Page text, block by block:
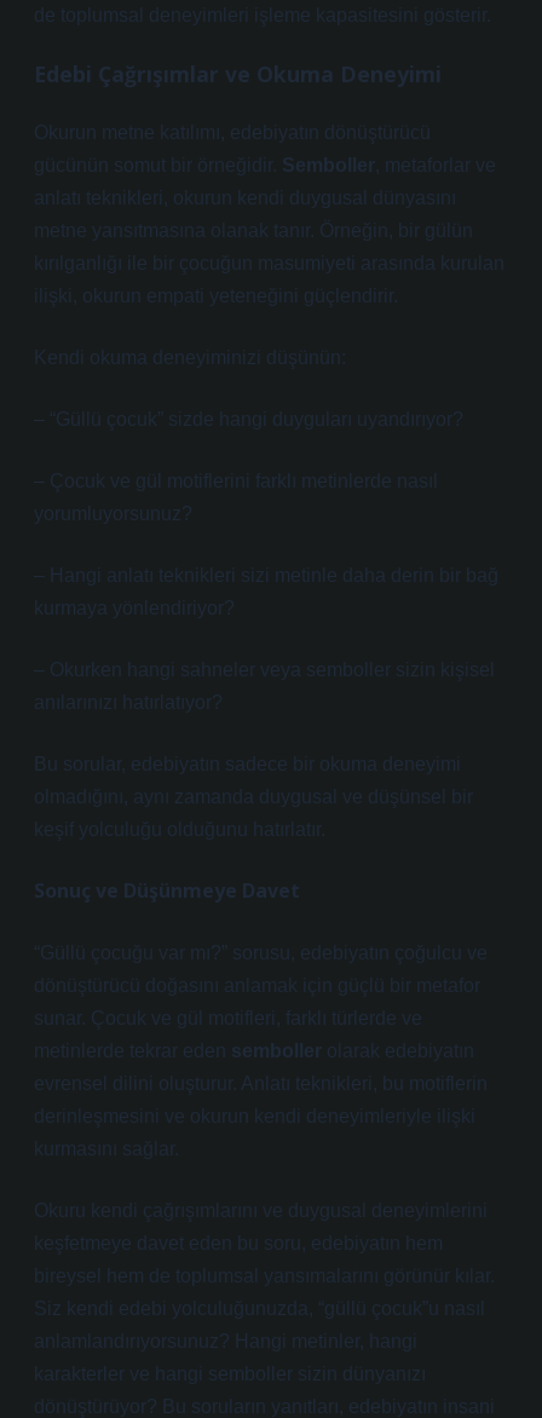
de toplumsal deneyimleri işleme kapasitesini gösterir.
Edebi Çağrışımlar ve Okuma Deneyimi
Okurun metne katılımı, edebiyatın dönüştürücü
gücünün somut bir örneğidir. Semboller, metaforlar ve
anlatı teknikleri , okurun kendi duygusal dünyasını
metne yansıtmasına olanak tanır. Örneğin, bir gülün
kırılganlığı ile bir çocuğun masumiyeti arasında kurulan
ilişki, okurun empati yeteneğini güçlendirir.
Kendi okuma deneyiminizi düşünün:
– “Güllü çocuk” sizde hangi duyguları uyandırıyor?
– Çocuk ve gül motiflerini farklı metinlerde nasıl
yorumluyorsunuz?
– Hangi anlatı teknikleri sizi metinle daha derin bir bağ
kurmaya yönlendiriyor?
– Okurken hangi sahneler veya semboller sizin kişisel
anılarınızı hatırlatıyor?
Bu sorular, edebiyatın sadece bir okuma deneyimi
olmadığını, aynı zamanda duygusal ve düşünsel bir
keşif yolculuğu olduğunu hatırlatır.
Sonuç ve Düşünmeye Davet
“Güllü çocuğu var mı?” sorusu, edebiyatın çoğulcu ve
dönüştürücü doğasını anlamak için güçlü bir metafor
sunar. Çocuk ve gül motifleri, farklı türlerde ve
metinlerde tekrar eden semboller olarak edebiyatın
evrensel dilini oluşturur. Anlatı teknikleri , bu motiflerin
derinleşmesini ve okurun kendi deneyimleriyle ilişki
kurmasını sağlar.
Okuru kendi çağrışımlarını ve duygusal deneyimlerini
keşfetmeye davet eden bu soru, edebiyatın hem
bireysel hem de toplumsal yansımalarını görünür kılar.
Siz kendi edebi yolculuğunuzda, “güllü çocuk”u nasıl
anlamlandırıyorsunuz? Hangi metinler, hangi
karakterler ve hangi semboller sizin dünyanızı
dönüştürüyor? Bu soruların yanıtları, edebiyatın insani